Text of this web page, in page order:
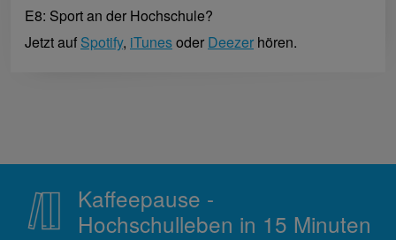
E8: Sport an der Hochschule?
Jetzt auf Spotify, iTunesoder Deezer hören.
Kaffeepause -
Hochschulleben in 15 Minuten